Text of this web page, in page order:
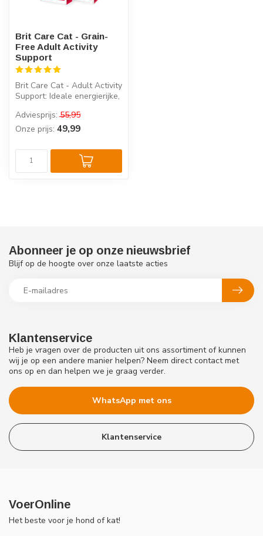
Brit Care Cat - Grain-
Free Adult Activity
Support
Brit Care Cat - Adult Activity
Support: Ideale energierijke,
Adviesprijs: 55,95
Onze prijs: 49,99
Klantenservice
Heb je vragen over de producten uit ons assortiment of kunnen
wij je op een andere manier helpen? Neem direct contact met
ons op en dan helpen we je graag verder.
WhatsApp met ons
Klantenservice
Abonneer je op onze nieuwsbrief
Blijf op de hoogte over onze laatste acties
VoerOnline
Het beste voor je hond of kat!